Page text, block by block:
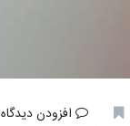
افزودن دیدگاه